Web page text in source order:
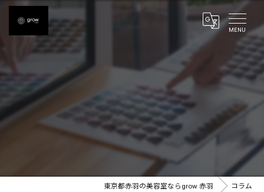
東京都赤羽の美容室ならgrow 赤羽 コラム